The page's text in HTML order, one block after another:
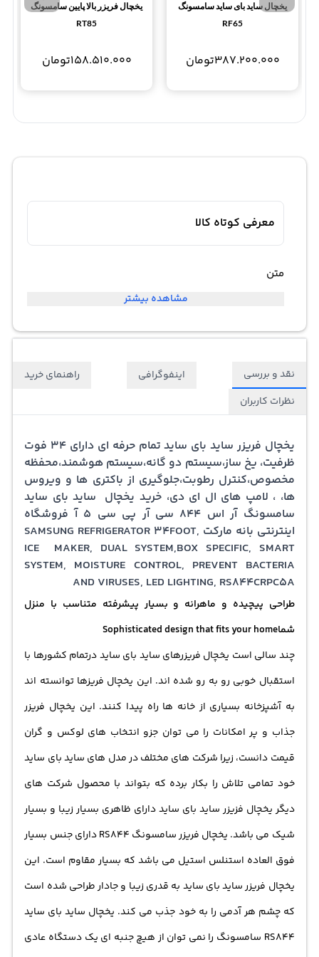
یخچال ساید بای ساید سامسونگ
RF65
387.200.000تومان
یخچال فریزر بالا پایین سامسونگ
RT85
158.510.000تومان
معرفی کوتاه کالا
متن
مشاهده بیشتر
نقد و بررسی اینفوگرافی
راهنمای خرید
نظرات کاربران
یخچال فریزر ساید بای ساید تمام حرفه ای دارای 34 فوت
ظرفیت، یخ ساز،سیستم دو گانه،سیستم هوشمند،محفظه
مخصوص،کنترل رطوبت،جلوگیری از باکتری ها و ویروس
ها، ، لامپ های ال ای دی، خرید یخچال ساید بای ساید
سامسونگ آر اس 844 سی آر پی سی 5 آ فروشگاه
اینترنتی بانه مارکت SAMSUNG REFRIGERATOR 34FOOT,
ICE MAKER, DUAL SYSTEM,BOX SPECIFIC, SMART
SYSTEM, MOISTURE CONTROL, PREVENT BACTERIA
AND VIRUSES, LED LIGHTING, RS844CRPC5A
طراحی پیچیده و ماهرانه و بسیار پیشرفته متناسب با منزل
شماSophisticated design that fits your home
چند سالی است یخچال فریزرهای ساید بای ساید درتمام کشورها با
استقبال خوبی رو به رو شده اند. این یخچال فریزها توانسته اند
به آشپزخانه بسیاری از خانه ها راه پیدا کنند. این یخچال فریزر
جذاب و پر امکانات را می توان جزو انتخاب های لوکس و گران
قیمت دانست، زیرا شرکت های مختلف در مدل های ساید بای ساید
خود تمامی تلاش را بکار برده که بتواند با محصول شرکت های
دیگر یخچال فزیزر ساید بای ساید دارای ظاهری بسیار زیبا و بسیار
شیک می باشد. یخچال فریزر سامسونگ RS844 دارای جنس بسیار
فوق العاده استنلس استیل می باشد که بسیار مقاوم است. این
یخچال فریزر ساید بای ساید به قدری زیبا و جادار طراحی شده است
که چشم هر آدمی را به خود جذب می کند. یخچال ساید بای ساید
RS844 سامسونگ را نمی توان از هیچ جنبه ای یک دستگاه عادی